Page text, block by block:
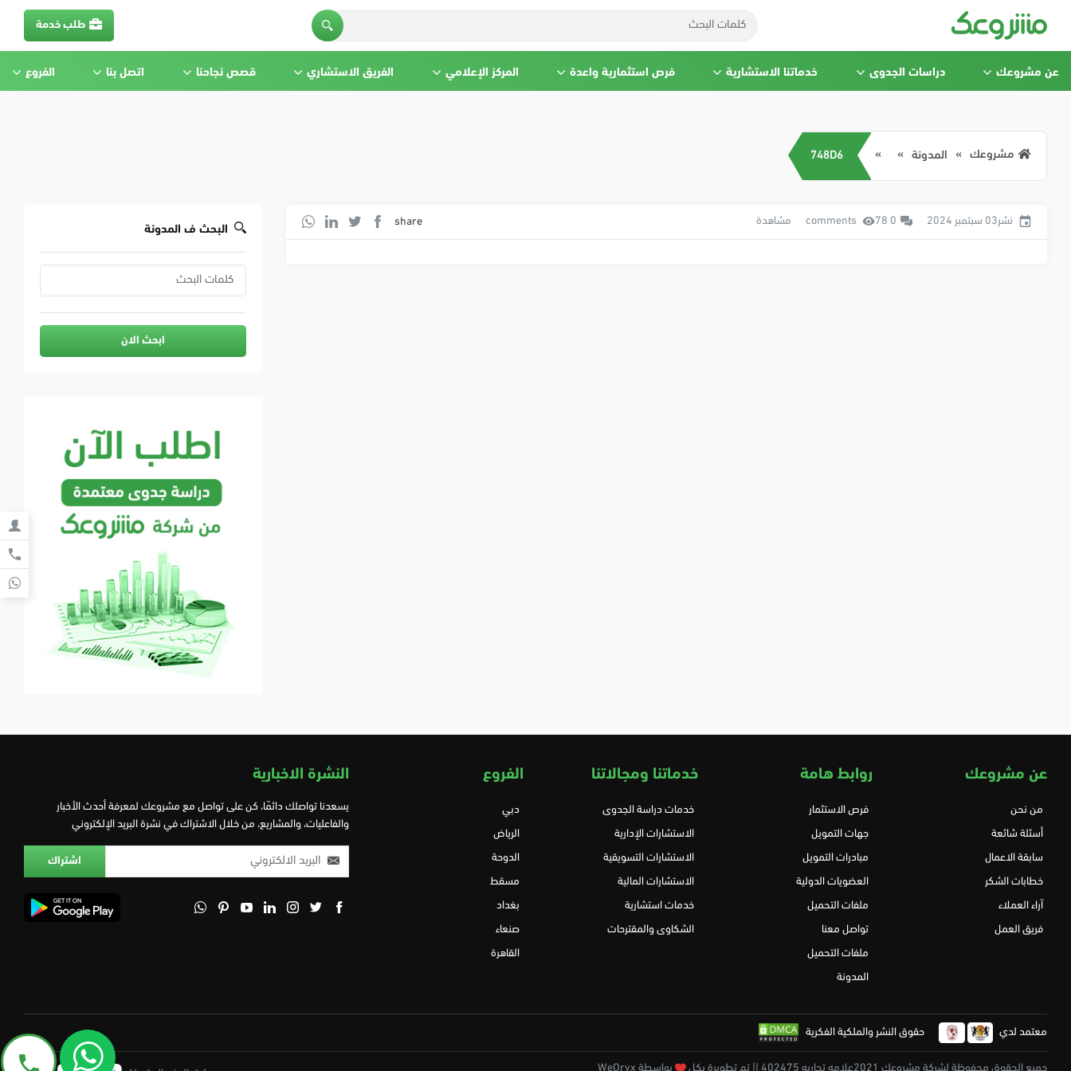
طلب خدمة
عن مشروعك دراسات الجدوى خدماتنا الاستشارية فرص استثمارية واعدة المركز الإعلامي الفريق الاستشاري قصص نجاحنا اتصل بنا الفروع
مشروعك المدونة 748D6
نشر03 سبتمبر 2024 0 comments 78 مشاهدة share
البحث ف المدونة
ابحث الان
عن مشروعك
من نحن
أسئلة شائعة
سابقة الاعمال
خطابات الشكر
آراء العملاء
فريق العمل
روابط هامة
فرص الاستثمار
جهات التمويل
مبادرات التمويل
العضويات الدولية
ملفات التحميل
تواصل معنا
ملفات التحميل
المدونة
خدماتنا ومجالاتنا
خدمات دراسة الجدوى
الاستشارات الإدارية
الاستشارات التسويقية
الاستشارات المالية
خدمات استشارية
الشكاوى والمقترحات
الفروع
دبي
الرياض
الدوحة
مسقط
بغداد
صنعاء
القاهرة
النشرة الاخبارية
يسعدنا تواصلك دائمًا، كن على تواصل مع مشروعك لمعرفة أحدث الأخبار
والفاعليات، والمشاريع، من خلال الاشتراك في نشرة البريد الإلكتروني
معتمد لدي حقوق النشر والملكية الفكرية
جميع الحقوق محفوظة لشركة مشروعك 2021علامه تجاريه 402475 || تم تطويرة بكل بواسطة WeOryx